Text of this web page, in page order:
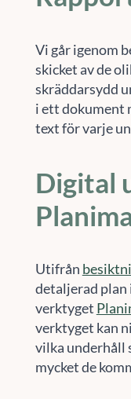
Vi går igenom
skicket av de
skräddarsydd
i ett dokument
text för varje
Digital
Utifrån
detaljerad plan
verktyget
verktyget kan
vilka underhåll
mycket de